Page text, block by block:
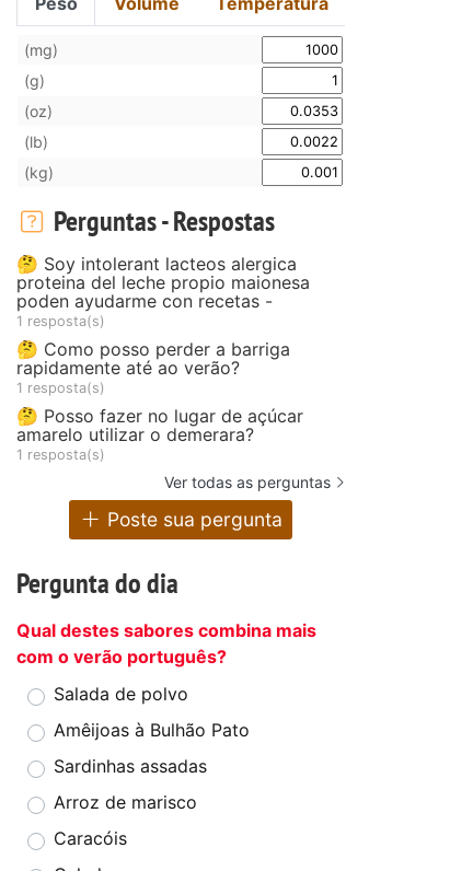
(mg)
(g)
(oz)
(lb)
(kg)
Perguntas - Respostas
🤔 Soy intolerant lacteos alergica
proteina del leche propio maionesa
poden ayudarme con recetas -
1 resposta(s)
🤔 Como posso perder a barriga
rapidamente até ao verão?
1 resposta(s)
🤔 Posso fazer no lugar de açúcar
amarelo utilizar o demerara?
1 resposta(s)
Ver todas as perguntas
Poste sua pergunta
Pergunta do dia
Qual destes sabores combina mais
com o verão português?
Salada de polvo
Amêijoas à Bulhão Pato
Sardinhas assadas
Arroz de marisco
Caracóis